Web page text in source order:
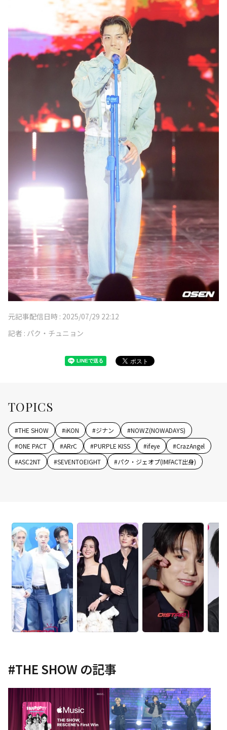
元記事配信日時 : 2025/07/29 22:12
記者 : パク・チュニョン
TOPICS
#THE SHOW #iKON #ジナン #NOWZ(NOWADAYS)
#ONE PACT #ARrC #PURPLE KISS #ifeye #CrazAngel
#ASC2NT #SEVENTOEIGHT #パク・ジェオプ(IMFACT出身)
#THE SHOW の記事